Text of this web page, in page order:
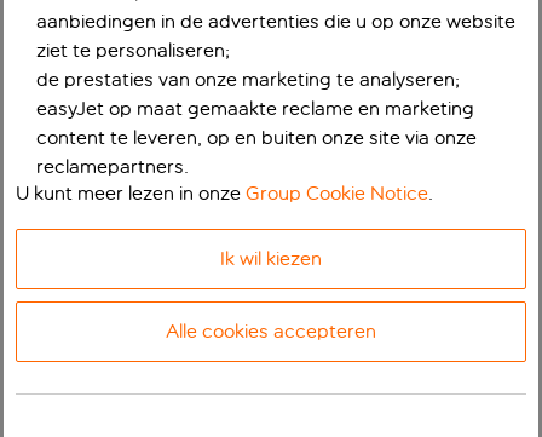
aanbiedingen in de advertenties die u op onze website
ziet te personaliseren;
de prestaties van onze marketing te analyseren;
easyJet op maat gemaakte reclame en marketing
content te leveren, op en buiten onze site via onze
reclamepartners.
U kunt meer lezen in onzeGroup Cookie Notice.
Ik wil kiezen
Alle cookies accepteren